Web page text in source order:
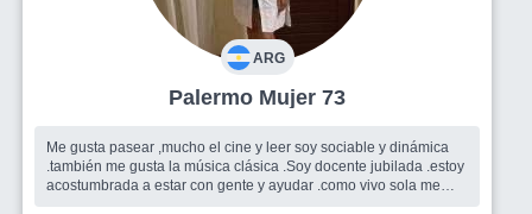
ARG
Palermo Mujer 73
Me gusta pasear ,mucho el cine y leer soy sociable y dinámica
.también me gusta la música clásica .Soy docente jubilada .estoy
acostumbrada a estar con gente y ayudar .como vivo sola me